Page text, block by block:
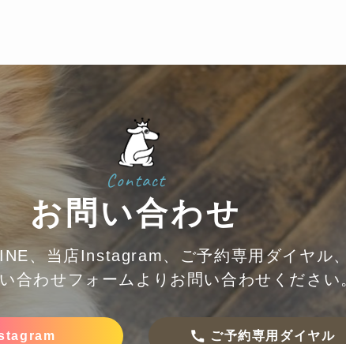
Contact
お問い合わせ
、当店Instagram、ご予約専用ダイヤル、
合わせフォームより お問い合わせください
ご予約専用ダイヤル